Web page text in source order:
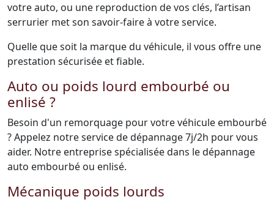
votre auto, ou une reproduction de vos clés, l’artisan
serrurier met son savoir-faire à votre service.
Quelle que soit la marque du véhicule, il vous offre une
prestation sécurisée et fiable.
Auto ou poids lourd embourbé ou
enlisé ?
Besoin d'un remorquage pour votre véhicule embourbé
? Appelez notre service de dépannage 7j/2h pour vous
aider. Notre entreprise spécialisée dans le dépannage
auto embourbé ou enlisé.
Mécanique poids lourds